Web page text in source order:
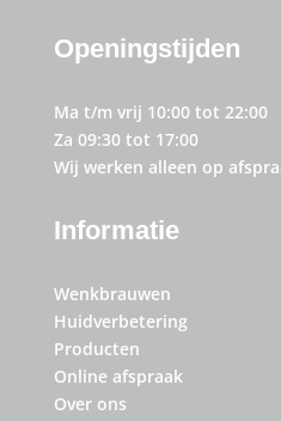
Openingstijden
Ma t/m vrij 10:00 tot 22:00
Za 09:30 tot 17:00
Wij werken alleen op
Informatie
Wenkbrauwen
Huidverbetering
Producten
Online afspraak
Over ons